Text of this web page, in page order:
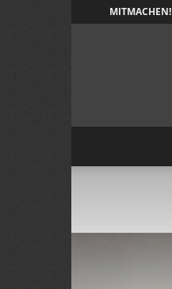
MITMACHEN!